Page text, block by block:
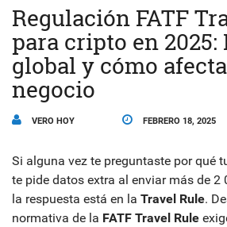
Regulación FATF
para cripto en 2025:
global y cómo
negocio
VERO HOY FEBRERO 18, 2025
Si alguna vez te preguntaste por qué
te pide datos extra al enviar más de 2
la respuesta está en la Travel Rule.
normativa de la FATF Travel Rule